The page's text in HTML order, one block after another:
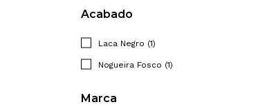
Acabado
Laca Negro (1)
Nogueira Fosco (1)
Marca